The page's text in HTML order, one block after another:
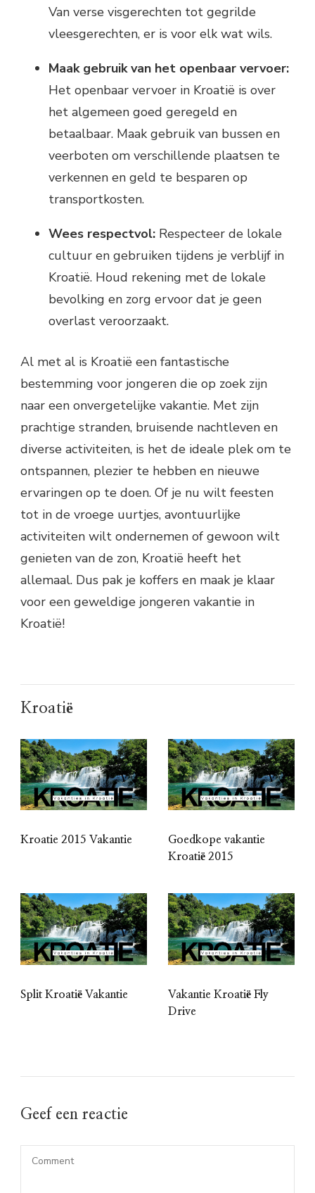
Van verse visgerechten tot gegrilde
vleesgerechten, er is voor elk wat wils.
Maak gebruik van het openbaar vervoer:
Het openbaar vervoer in Kroatië is over
het algemeen goed geregeld en
betaalbaar. Maak gebruik van bussen en
veerboten om verschillende plaatsen te
verkennen en geld te besparen op
transportkosten.
Wees respectvol: Respecteer de lokale
cultuur en gebruiken tijdens je verblijf in
Kroatië. Houd rekening met de lokale
bevolking en zorg ervoor dat je geen
overlast veroorzaakt.
Al met al is Kroatië een fantastische
bestemming voor jongeren die op zoek zijn
naar een onvergetelijke vakantie. Met zijn
prachtige stranden, bruisende nachtleven en
diverse activiteiten, is het de ideale plek om te
ontspannen, plezier te hebben en nieuwe
ervaringen op te doen. Of je nu wilt feesten
tot in de vroege uurtjes, avontuurlijke
activiteiten wilt ondernemen of gewoon wilt
genieten van de zon, Kroatië heeft het
allemaal. Dus pak je koffers en maak je klaar
voor een geweldige jongeren vakantie in
Kroatië!
Kroatië
Kroatie 2015 Vakantie
Goedkope vakantie
Kroatië 2015
Split Kroatië Vakantie
Vakantie Kroatië Fly
Drive
Geef een reactie